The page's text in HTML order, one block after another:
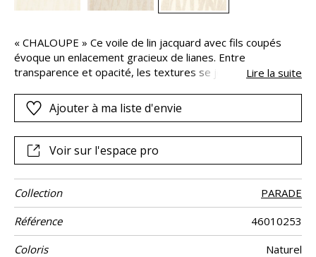
« CHALOUPE » Ce voile de lin jacquard avec fils coupés
évoque un enlacement gracieux de lianes. Entre
transparence et opacité, les textures se jouent des
apaisante sensation de mouvement et de
douceur.CHALOUPE est proposé en grande largeur, dans
Lire la suite
Ajouter à ma liste d'envie
Voir sur l'espace pro
Collection
PARADE
Référence
46010253
Coloris
Naturel